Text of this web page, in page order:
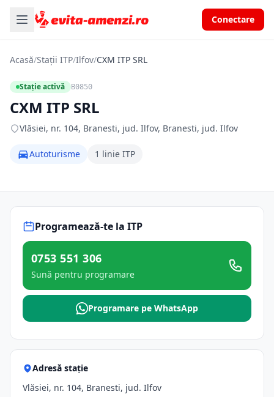
Conectare
Acasă/Stații ITP/Ilfov/CXM ITP SRL
Stație activă B0850
CXM ITP SRL
Vlăsiei, nr. 104, Branesti, jud. Ilfov, Branesti, jud. Ilfov
Autoturisme 1 linie ITP
Programează-te la ITP
0753 551 306
Sună pentru programare
Programare pe WhatsApp
Adresă stație
Vlăsiei, nr. 104, Branesti, jud. Ilfov